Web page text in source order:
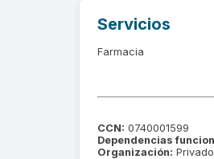
Servicios
Farmacia
CCN: 0740001599
Dependencias
Organización: